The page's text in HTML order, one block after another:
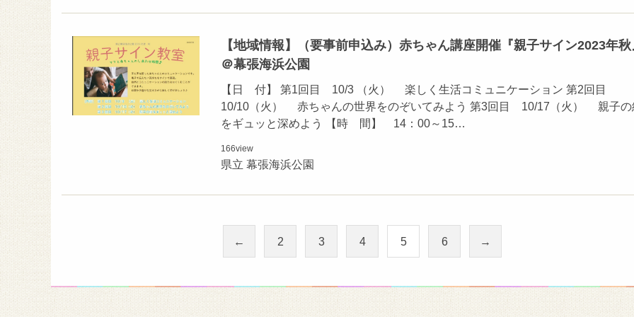
【地域情報】（要事前申込み）赤ちゃん講座開催『親子サイン2023年秋
＠幕張海浜公園
【日 付】 第1回目 10/3 （火） 楽しく生活コミュニケーション 第2回目
10/10（火） 赤ちゃんの世界をのぞいてみよう 第3回目 10/17（火） 親子の
をギュッと深めよう 【時 間】 14：00～15…
166view
県立 幕張海浜公園
← 2 3 4 5 6 →